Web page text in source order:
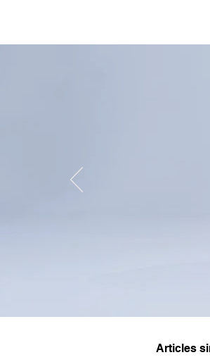
Articles